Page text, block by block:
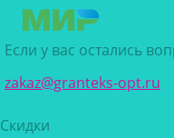
Если у вас остались
zakaz@granteks-opt.ru
Скидки